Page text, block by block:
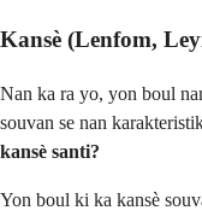
Kansè (Lenfom,
Nan ka ra yo, yon boul
souvan se nan
kansè santi?
Yon boul ki ka kansè